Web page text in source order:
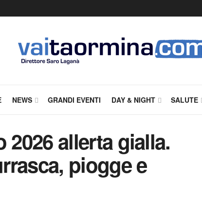
NEWS GRANDI EVENTI DAY & NIGHT SALUTE
2026 allerta gialla.
piogge e